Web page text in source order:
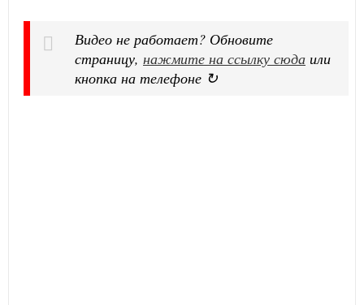
Видео не работает? Обновите
страницу, нажмите на ссылку сюда или
кнопка на телефоне ↻